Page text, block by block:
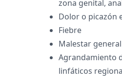
zona genital,
Dolor o picazón
Fiebre
Malestar general
Agrandamiento
linfáticos